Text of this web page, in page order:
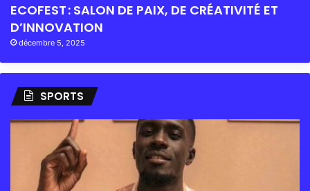
ECOFEST : SALON DE PAIX, DE CRÉATIVITÉ ET
D’INNOVATION
décembre 5, 2025
SPORTS